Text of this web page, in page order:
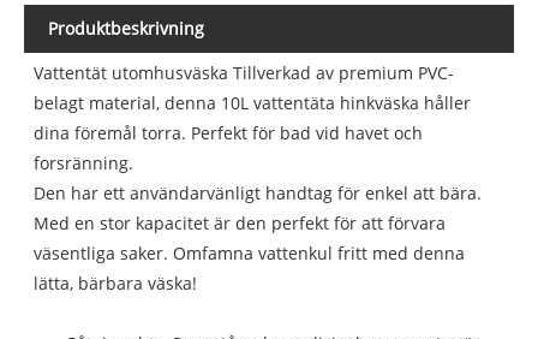
Produktbeskrivning
Vattentät utomhusväska Tillverkad av premium PVC-
belagt material, denna 10L vattentäta hinkväska håller
dina föremål torra. Perfekt för bad vid havet och
forsränning.
Den har ett användarvänligt handtag för enkel att bära.
Med en stor kapacitet är den perfekt för att förvara
väsentliga saker. Omfamna vattenkul fritt med denna
lätta, bärbara väska!